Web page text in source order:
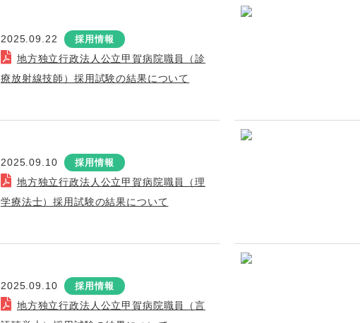
2025.09.22 採用情報
地方独立行政法人公立甲賀病院職員（診
療放射線技師）採用試験の結果について
2025.09.10 採用情報
地方独立行政法人公立甲賀病院職員（理
学療法士）採用試験の結果について
2025.09.10 採用情報
地方独立行政法人公立甲賀病院職員（言